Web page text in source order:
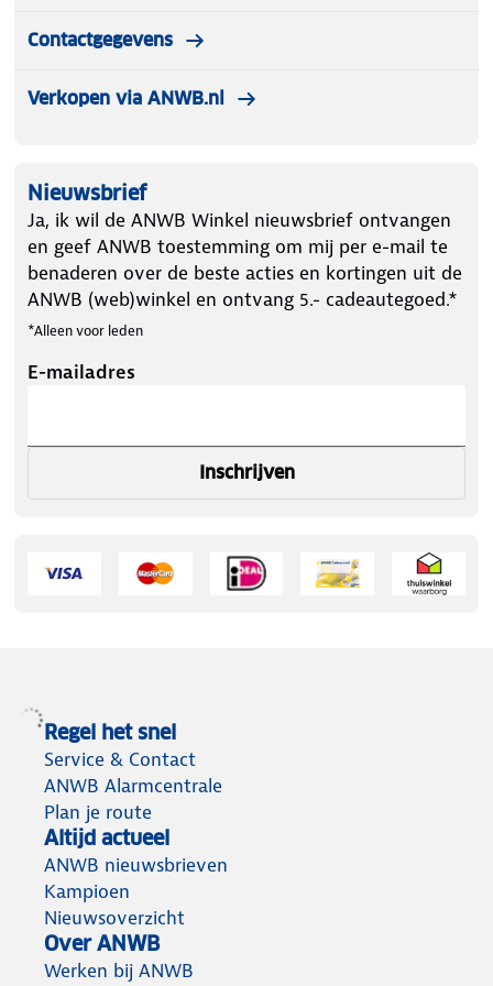
Contactgegevens
Verkopen via ANWB.nl
Nieuwsbrief
Ja, ik wil de ANWB Winkel nieuwsbrief ontvangen
en geef ANWB toestemming om mij per e-mail te
benaderen over de beste acties en kortingen uit de
ANWB (web)winkel en ontvang 5.- cadeautegoed.*
*Alleen voor leden
E-mailadres
Inschrijven
Regel het snel
Service & Contact
ANWB Alarmcentrale
Plan je route
Altijd actueel
ANWB nieuwsbrieven
Kampioen
Nieuwsoverzicht
Over ANWB
Werken bij ANWB